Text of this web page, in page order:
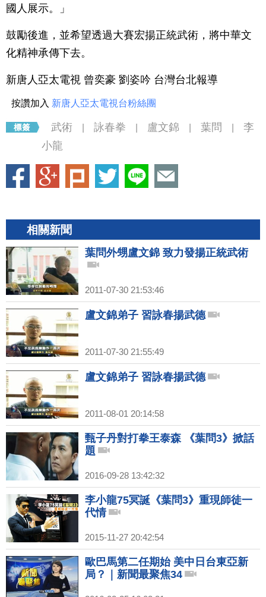
國人展示。」
鼓勵後進，並希望透過大賽宏揚正統武術，將中華文
化精神承傳下去。
新唐人亞太電視 曾奕豪 劉姿吟 台灣台北報導
按讚加入 新唐人亞太電視台粉絲團
武術 詠春拳 盧文錦 葉問
李
小龍
相關新聞
葉問外甥盧文錦 致力發揚正統武術
2011-07-30 21:53:46
盧文錦弟子 習詠春揚武德
2011-07-30 21:55:49
盧文錦弟子 習詠春揚武德
2011-08-01 20:14:58
甄子丹對打拳王泰森 《葉問3》掀話
題
2016-09-28 13:42:32
李小龍75冥誕《葉問3》重現師徒一
代情
2015-11-27 20:42:54
歐巴馬第二任期始 美中日台東亞新
局？｜新聞最聚焦34